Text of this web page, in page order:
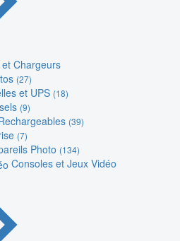
Chargeurs
(27)
et UPS (18)
(9)
(39)
(7)
Photo (134)
Consoles et Jeux Vidéo